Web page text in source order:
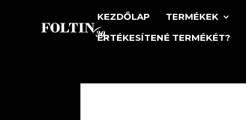
KEZDŐLAP TERMÉKEK
ÉRTÉKESÍTENÉ TERMÉKÉT?